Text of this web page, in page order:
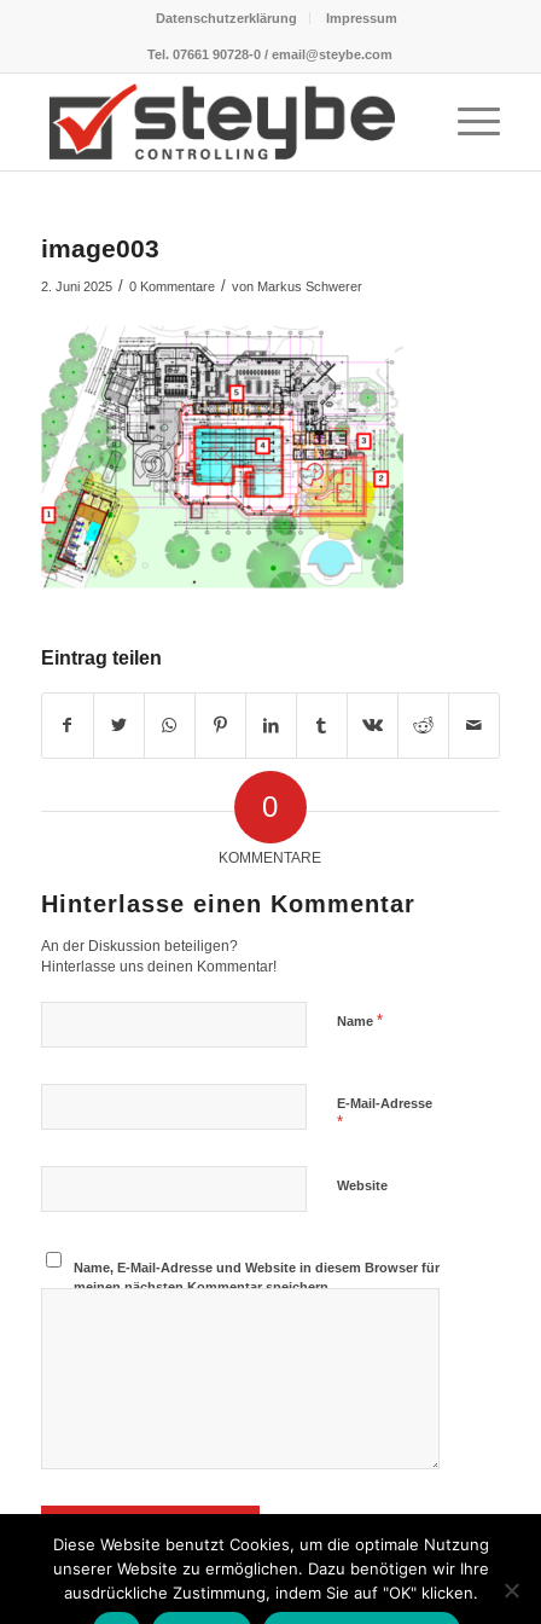
Datenschutzerklärung Impressum
Tel. 07661 90728-0 / email@steybe.com
image003
2. Juni 2025 / 0 Kommentare / von Markus Schwerer
Eintrag teilen
0
KOMMENTARE
Hinterlasse einen Kommentar
An der Diskussion beteiligen?
Hinterlasse uns deinen Kommentar!
Name *
E-Mail-Adresse
*
Website
Name, E-Mail-Adresse und Website in diesem Browser für
meinen nächsten Kommentar speichern.
Diese Website benutzt Cookies, um die optimale Nutzung
unserer Website zu ermöglichen. Dazu benötigen wir Ihre
ausdrückliche Zustimmung, indem Sie auf "OK" klicken.